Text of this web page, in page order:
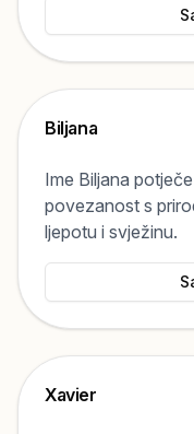
Biljana
Ime Biljana
povezanost s
ljepotu i svježinu.
Xavier